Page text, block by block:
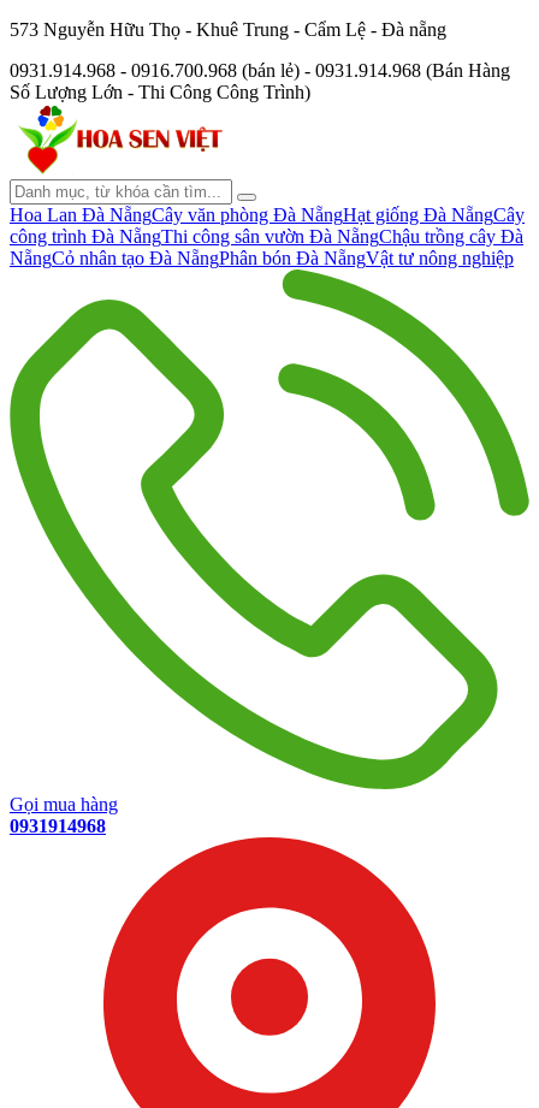
573 Nguyễn Hữu Thọ - Khuê Trung - Cẩm Lệ - Đà nẵng
0931.914.968 - 0916.700.968 (bán lẻ) - 0931.914.968 (Bán Hàng
Số Lượng Lớn - Thi Công Công Trình)
Hoa Lan Đà NẵngCây văn phòng Đà NẵngHạt giống Đà NẵngCây
công trình Đà NẵngThi công sân vườn Đà NẵngChậu trồng cây Đà
NẵngCỏ nhân tạo Đà NẵngPhân bón Đà NẵngVật tư nông nghiệp
Gọi mua hàng
0931914968